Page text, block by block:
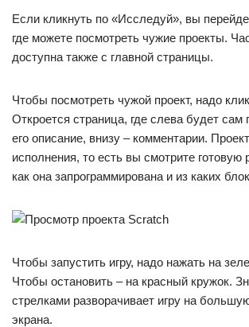
Если кликнуть по «Исследуй», вы
где можете посмотреть чужие проекты.
доступна также с главной страницы.
Чтобы посмотреть чужой проект, надо
Откроется страница, где слева будет сам
его описание, внизу – комментарии.
исполнения, то есть вы смотрите готовую
как она запрограммирована и из каких
Чтобы запустить игру, надо нажать на
Чтобы остановить – на красный кружок.
стрелками разворачивает игру на
экрана.